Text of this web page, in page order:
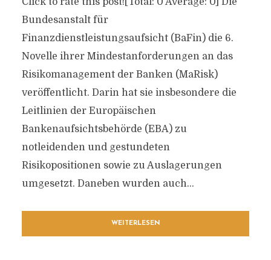
Bundesanstalt für
Finanzdienstleistungsaufsicht (BaFin) die 6.
Novelle ihrer Mindestanforderungen an das
Risikomanagement der Banken (MaRisk)
veröffentlicht. Darin hat sie insbesondere die
Leitlinien der Europäischen
Bankenaufsichtsbehörde (EBA) zu
notleidenden und gestundeten
Risikopositionen sowie zu Auslagerungen
umgesetzt. Daneben wurden auch...
WEITERLESEN